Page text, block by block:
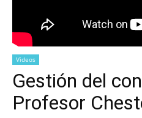
Videos
Gestión del
Profesor